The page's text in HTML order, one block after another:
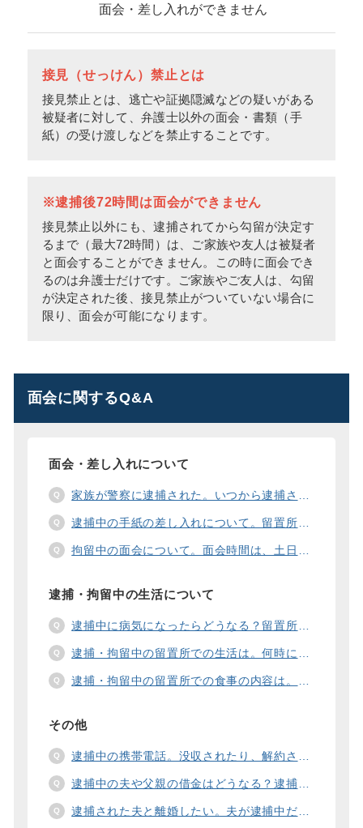
面会・差し入れができません
接見（せっけん）禁止とは
接見禁止とは、逃亡や証拠隠滅などの疑いがある
被疑者に対して、弁護士以外の面会・書類（手
紙）の受け渡しなどを禁止することです。
※逮捕後72時間は面会ができません
接見禁止以外にも、逮捕されてから勾留が決定す
るまで（最大72時間）は、ご家族や友人は被疑者
と面会することができません。この時に面会でき
るのは弁護士だけです。ご家族やご友人は、勾留
が決定された後、接見禁止がついていない場合に
限り、面会が可能になります。
面会に関するQ&A
面会・差し入れについて
家族が警察に逮捕された。いつから逮捕された家族と面会することができますか？
逮捕中の手紙の差し入れについて。留置所に手紙を送る際の宛先の書き方は？
拘留中の面会について。面会時間は、土日や祝日の面会は、一度に面会できる人数は。
逮捕・拘留中の生活について
逮捕中に病気になったらどうなる？留置所の健康診断、診療、医療行為、手術は。
逮捕・拘留中の留置所での生活は。何時に起きて、何時に寝るの？部屋や食事の様子は？
逮捕・拘留中の留置所での食事の内容は。食事代は支払わないといけないの？
その他
逮捕中の携帯電話。没収されたり、解約されたり、見られたりするの？
逮捕中の夫や父親の借金はどうなる？逮捕中の借金の支払い方法は。
逮捕された夫と離婚したい。夫が逮捕中だと慰謝料は増えるの？